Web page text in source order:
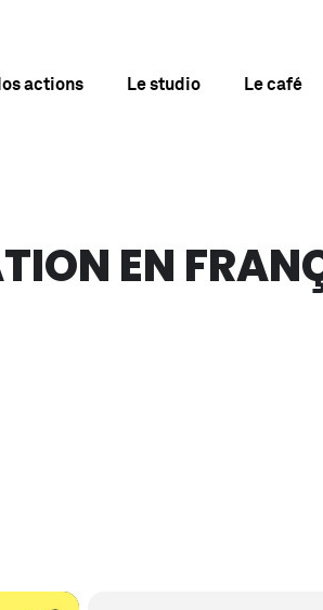
actions Le studio Le café
EN